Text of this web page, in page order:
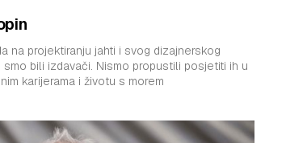
na projektiranju jahti i svog dizajnerskog
bili izdavači. Nismo propustili posjetiti ih u
karijerama i životu s morem